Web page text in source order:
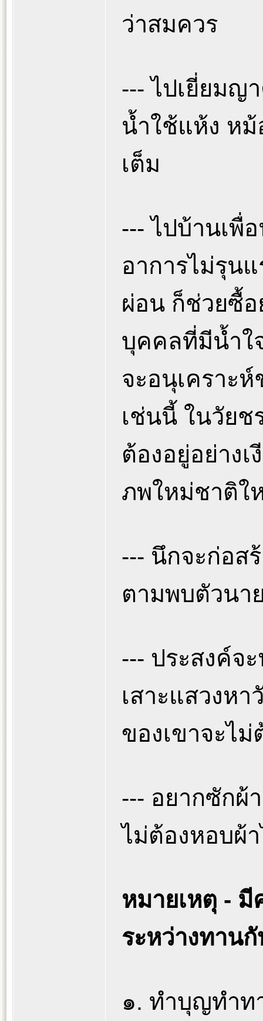
ว่าสมควร
--- ไปเยี่ยมญ
น้ำใช้แห้ง หม้
เต็ม
--- ไปบ้านเพื่
อาการไม่รุน
ผ่อน ก็ช่วยซื้
บุคคลที่มีน้ำใ
จะอนุเคราะ
เช่นนี้ ในวัยช
ต้องอยู่อย่างเ
ภพใหม่ชาติใ
--- นึกจะก่อส
ตามพบตัวนา
--- ประสงค์จ
เสาะแสวงห
ของเขาจะไ
--- อยากซักผ้
ไม่ต้องหอบผ้า
หมายเหตุ -
ระหว่างทาน
๑. ทำบุญทำท